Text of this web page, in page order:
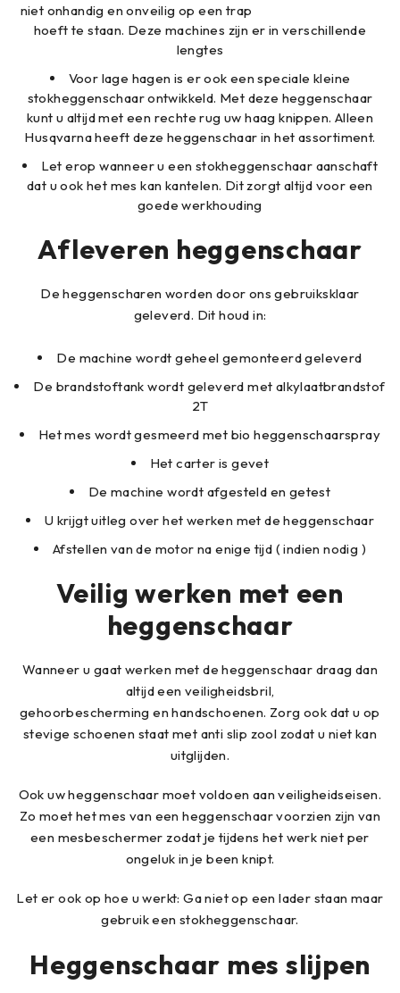
niet onhandig en onveilig op een trap
hoeft te staan. Deze machines zijn er in verschillende
lengtes
Voor lage hagen is er ook een speciale kleine
stokheggenschaar ontwikkeld. Met deze heggenschaar
kunt u altijd met een rechte rug uw haag knippen. Alleen
Husqvarna heeft deze heggenschaar in het assortiment.
Let erop wanneer u een stokheggenschaar aanschaft
dat u ook het mes kan kantelen. Dit zorgt altijd voor een
goede werkhouding
Afleveren heggenschaar
De heggenscharen worden door ons gebruiksklaar
geleverd. Dit houd in:
De machine wordt geheel gemonteerd geleverd
De brandstoftank wordt geleverd met alkylaatbrandstof
2T
Het mes wordt gesmeerd met bio heggenschaarspray
Het carter is gevet
De machine wordt afgesteld en getest
U krijgt uitleg over het werken met de heggenschaar
Afstellen van de motor na enige tijd ( indien nodig )
Veilig werken met een
heggenschaar
Wanneer u gaat werken met de heggenschaar draag dan
altijd een veiligheidsbril,
gehoorbescherming en handschoenen. Zorg ook dat u op
stevige schoenen staat met anti slip zool zodat u niet kan
uitglijden.
Ook uw heggenschaar moet voldoen aan veiligheidseisen.
Zo moet het mes van een heggenschaar voorzien zijn van
een mesbeschermer zodat je tijdens het werk niet per
ongeluk in je been knipt.
Let er ook op hoe u werkt: Ga niet op een lader staan maar
gebruik een stokheggenschaar.
Heggenschaar mes slijpen